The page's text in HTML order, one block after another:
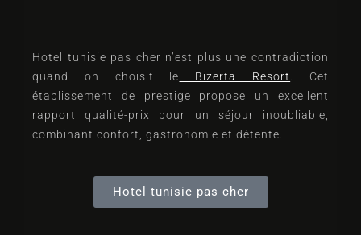
Hotel tunisie pas cher n’est plus une contradiction
quand on choisit le Bizerta Resort
. Cet
établissement de prestige propose un excellent
rapport qualité-prix pour un séjour inoubliable,
combinant confort, gastronomie et détente.
Hotel tunisie pas cher